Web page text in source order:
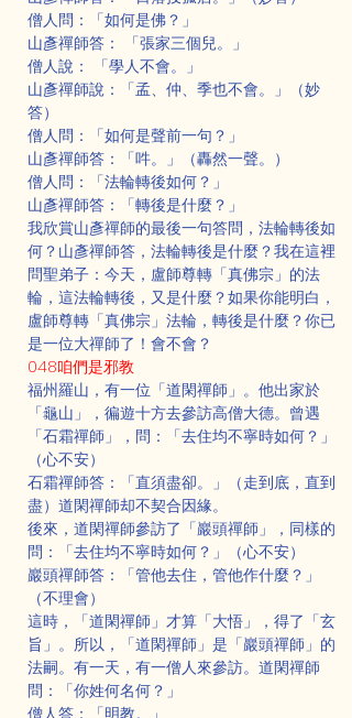
僧人問：「如何是佛？」
山彥禪師答： 「張家三個兒。」
僧人說： 「學人不會。」
山彥禪師說：「孟、仲、季也不會。」（妙
答）
僧人問：「如何是聲前一句？」
山彥禪師答：「吽。」（轟然一聲。）
僧人問：「法輪轉後如何？」
山彥禪師答：「轉後是什麼？」
我欣賞山彥禪師的最後一句答問，法輪轉後如
何？山彥禪師答，法輪轉後是什麼？我在這裡
問聖弟子：今天，盧師尊轉「真佛宗」的法
輪，這法輪轉後，又是什麼？如果你能明白，
盧師尊轉「真佛宗」法輪，轉後是什麼？你已
是一位大禪師了！會不會？
048咱們是邪教
福州羅山，有一位「道閑禪師」。他出家於
「龜山」，徧遊十方去參訪高僧大德。曾遇
「石霜禪師」，問：「去住均不寧時如何？」
（心不安）
石霜禪師答：「直須盡卻。」（走到底，直到
盡）道閑禪師却不契合因緣。
後來，道閑禪師參訪了「巖頭禪師」，同樣的
問：「去住均不寧時如何？」（心不安）
巖頭禪師答：「管他去住，管他作什麼？」
（不理會）
這時，「道閑禪師」才算「大悟」，得了「玄
旨」。所以，「道閑禪師」是「巖頭禪師」的
法嗣。有一天，有一僧人來參訪。道閑禪師
問：「你姓何名何？」
僧人答：「明教。」